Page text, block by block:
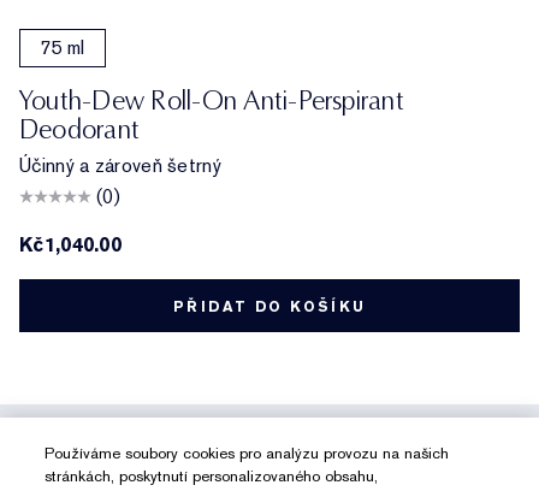
75 ml
Youth-Dew Roll-On Anti-Perspirant
Deodorant
Účinný a zároveň šetrný
(0)
Kč1,040.00
PŘIDAT DO KOŠÍKU
Používáme soubory cookies pro analýzu provozu na našich
stránkách, poskytnutí personalizovaného obsahu,